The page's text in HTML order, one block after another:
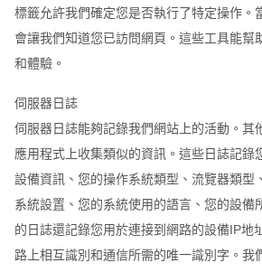
標籤允許我們確定您是否執行了特定操作。
會讓我們知道您已訪問網頁。這些工具能幫
和體驗。
伺服器日誌
伺服器日誌能夠記錄我們網站上的活動。其
應用程式上收集類似的資訊。這些日誌記錄
設備資訊、您的操作系統類型、流覽器類型
系統設置、您的系統使用的語言、您的設備
的日誌還記錄您用於連接到網路的設備IP地
路上相互識別和通信所需的唯一識別字。我